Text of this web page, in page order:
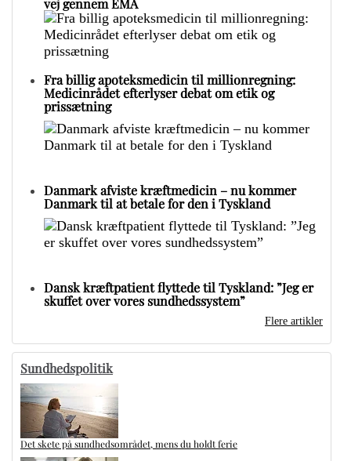
vej gennem EMA
Fra billig apoteksmedicin til millionregning:
Medicinrådet efterlyser debat om etik og
prissætning
Danmark afviste kræftmedicin – nu kommer
Danmark til at betale for den i Tyskland
Dansk kræftpatient flyttede til Tyskland: ”Jeg er
skuffet over vores sundhedssystem”
Flere artikler
Sundhedspolitik
Det skete på sundhedsområdet, mens du holdt ferie